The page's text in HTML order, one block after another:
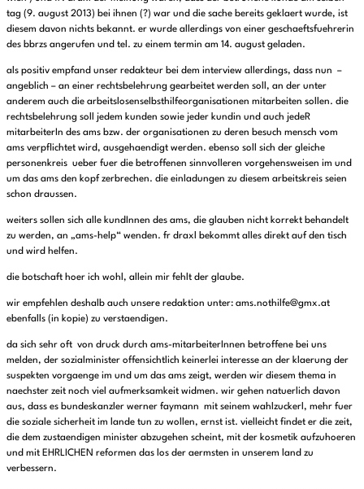
tag (9. august 2013) bei ihnen (?) war und die sache bereits geklaert wurde, ist
diesem davon nichts bekannt. er wurde allerdings von einer geschaeftsfuehrerin
des bbrzs angerufen und tel. zu einem termin am 14. august geladen.
als positiv empfand unser redakteur bei dem interview allerdings, dass nun –
angeblich – an einer rechtsbelehrung gearbeitet werden soll, an der unter
anderem auch die arbeitslosenselbsthilfeorganisationen mitarbeiten sollen. die
rechtsbelehrung soll jedem kunden sowie jeder kundin und auch jedeR
mitarbeiterIn des ams bzw. der organisationen zu deren besuch mensch vom
ams verpflichtet wird, ausgehaendigt werden. ebenso soll sich der gleiche
personenkreis ueber fuer die betroffenen sinnvolleren vorgehensweisen im und
um das ams den kopf zerbrechen. die einladungen zu diesem arbeitskreis seien
schon draussen.
weiters sollen sich alle kundInnen des ams, die glauben nicht korrekt behandelt
zu werden, an „ams-help“ wenden. fr draxl bekommt alles direkt auf den tisch
und wird helfen.
die botschaft hoer ich wohl, allein mir fehlt der glaube.
wir empfehlen deshalb auch unsere redaktion unter: ams.nothilfe@gmx.at
ebenfalls (in kopie) zu verstaendigen.
da sich sehr oft von druck durch ams-mitarbeiterInnen betroffene bei uns
melden, der sozialminister offensichtlich keinerlei interesse an der klaerung der
suspekten vorgaenge im und um das ams zeigt, werden wir diesem thema in
naechster zeit noch viel aufmerksamkeit widmen. wir gehen natuerlich davon
aus, dass es bundeskanzler werner faymann mit seinem wahlzuckerl, mehr fuer
die soziale sicherheit im lande tun zu wollen, ernst ist. vielleicht findet er die zeit,
die dem zustaendigen minister abzugehen scheint, mit der kosmetik aufzuhoeren
und mit EHRLICHEN reformen das los der aermsten in unserem land zu
verbessern.